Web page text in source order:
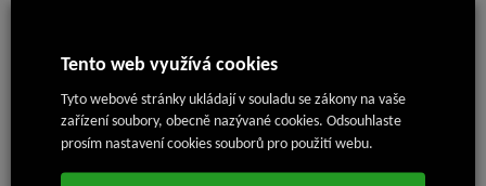
Tento web využívá cookies
Tyto webové stránky ukládají v souladu se zákony na vaše
zařízení soubory, obecně nazývané cookies. Odsouhlaste
prosím nastavení cookies souborů pro použití webu.